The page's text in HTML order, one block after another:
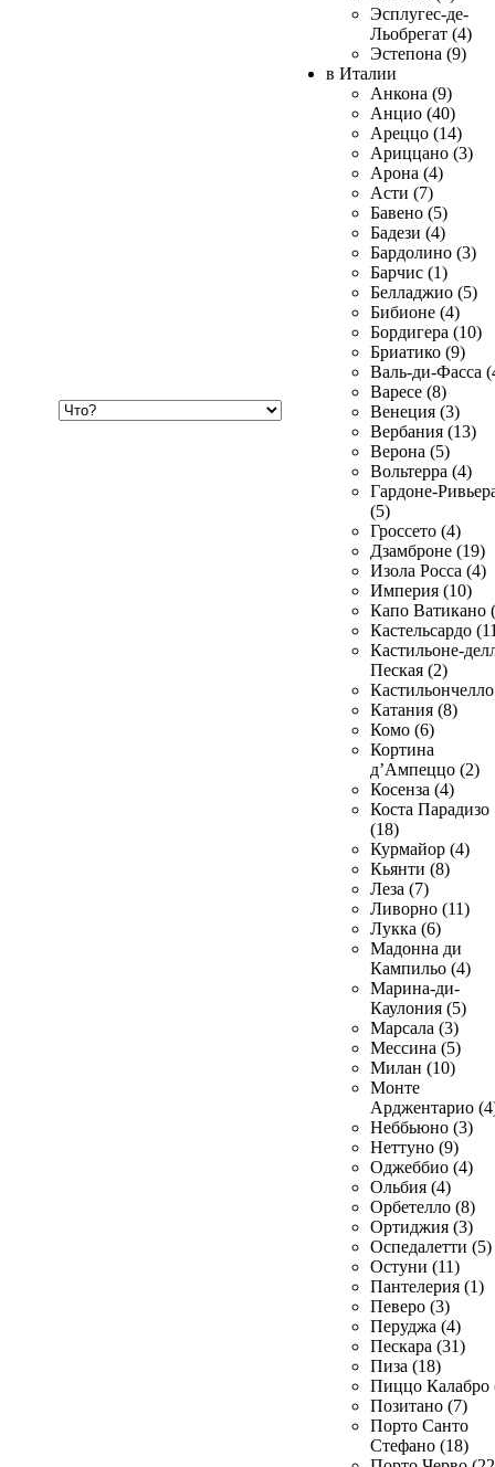
Эсплугес-де-
Льобрегат (4)
Эстепона (9)
в Италии
Анкона (9)
Анцио (40)
Ареццо (14)
Ариццано (3)
Арона (4)
Асти (7)
Бавено (5)
Бадези (4)
Бардолино (3)
Барчис (1)
Белладжио (5)
Бибионе (4)
Бордигера (10)
Бриатико (9)
Валь-ди-Фасса
Варесе (8)
Венеция (3)
Вербания (13)
Верона (5)
Вольтерра (4)
Гардоне-
(5)
Гроссето (4)
Дзамброне (19)
Изола Росса (4)
Империя (10)
Капо Ватикано
Кастельсардо
Кастильоне-
Пеская (2)
Катания (8)
Комо (6)
Кортина
д’Ампеццо (2)
Косенза (4)
Коста Парадизо
(18)
Курмайор (4)
Кьянти (8)
Леза (7)
Ливорно (11)
Лукка (6)
Мадонна ди
Кампильо (4)
Марина-ди-
Каулония (5)
Марсала (3)
Мессина (5)
Милан (10)
Монте
Арджентарио
Неббьюно (3)
Неттуно (9)
Оджеббио (4)
Ольбия (4)
Орбетелло (8)
Ортиджия (3)
Оспедалетти (5)
Остуни (11)
Пантелерия (1)
Певеро (3)
Перуджа (4)
Пескара (31)
Пиза (18)
Пиццо Калабро
Позитано (7)
Порто Санто
Стефано (18)